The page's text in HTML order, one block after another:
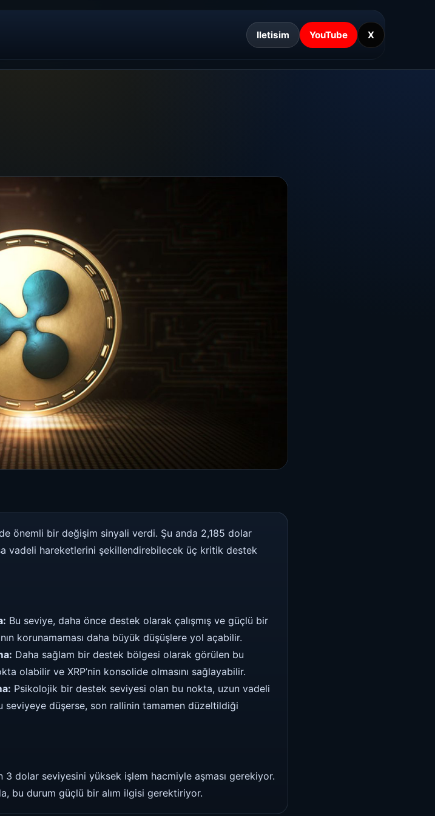
Iletisim YouTube X
önemli bir değişim sinyali verdi. Şu anda 2,185 dolar
vadeli hareketlerini şekillendirebilecek üç kritik destek
Bu seviye, daha önce destek olarak çalışmış ve güçlü bir
korunamaması daha büyük düşüşlere yol açabilir.
Daha sağlam bir destek bölgesi olarak görülen bu
olabilir ve XRP’nin konsolide olmasını sağlayabilir.
Psikolojik bir destek seviyesi olan bu nokta, uzun vadeli
seviyeye düşerse, son rallinin tamamen düzeltildiği
3 dolar seviyesini yüksek işlem hacmiyle aşması gerekiyor.
bu durum güçlü bir alım ilgisi gerektiriyor.